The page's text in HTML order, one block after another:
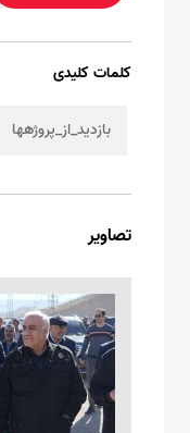
کلمات کلیدی
بازدید_از_پروژهها
تصاویر